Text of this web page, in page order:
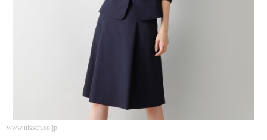
www.nissen.co.jp